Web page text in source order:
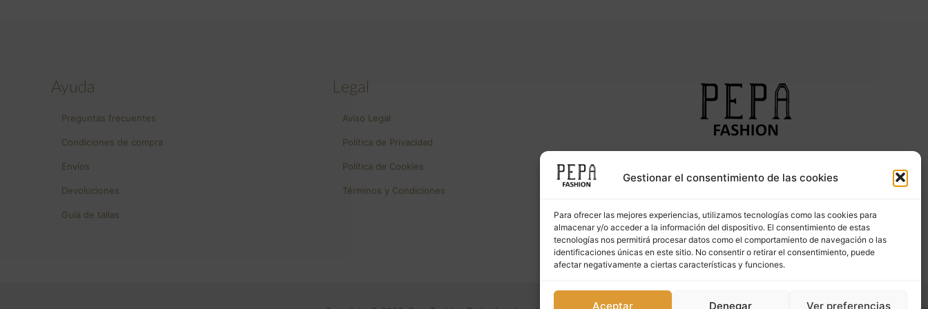
Gestionar el consentimiento de las cookies
Para ofrecer las mejores experiencias, utilizamos tecnologías como las cookies para
almacenar y/o acceder a la información del dispositivo. El consentimiento de estas
tecnologías nos permitirá procesar datos como el comportamiento de navegación o las
identificaciones únicas en este sitio. No consentir o retirar el consentimiento, puede
afectar negativamente a ciertas características y funciones.
Aceptar Denegar Ver preferencias
Ayuda
Preguntas frecuentes
Condiciones de compra
Envíos
Devoluciones
Guía de tallas
Legal
Aviso Legal
Política de Privacidad
Política de Cookies
Términos y Condiciones